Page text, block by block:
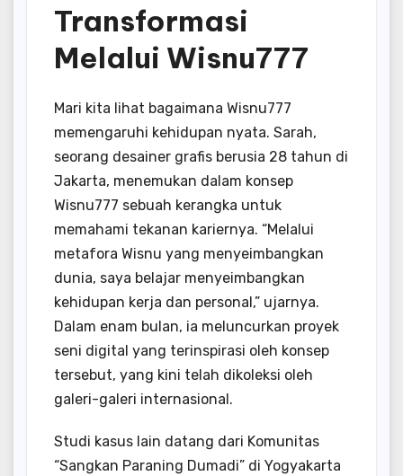
Transformasi
Melalui Wisnu777
Mari kita lihat bagaimana Wisnu777
memengaruhi kehidupan nyata. Sarah,
seorang desainer grafis berusia 28 tahun di
Jakarta, menemukan dalam konsep
Wisnu777 sebuah kerangka untuk
memahami tekanan kariernya. “Melalui
metafora Wisnu yang menyeimbangkan
dunia, saya belajar menyeimbangkan
kehidupan kerja dan personal,” ujarnya.
Dalam enam bulan, ia meluncurkan proyek
seni digital yang terinspirasi oleh konsep
tersebut, yang kini telah dikoleksi oleh
galeri-galeri internasional.
Studi kasus lain datang dari Komunitas
“Sangkan Paraning Dumadi” di Yogyakarta